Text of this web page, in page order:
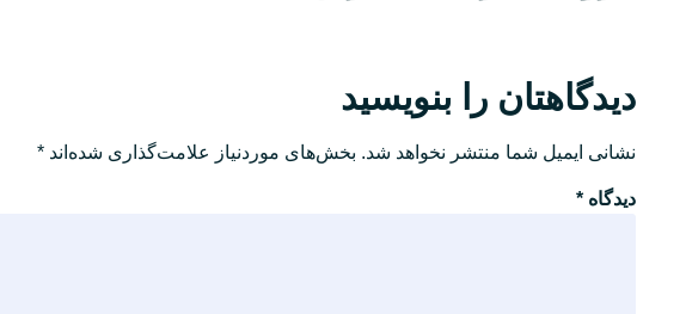
دیدگاهتان را بنویسید
نشانی ایمیل شما منتشر نخواهد شد. بخش‌های موردنیاز علامت‌گذاری شده‌اند *
دیدگاه *